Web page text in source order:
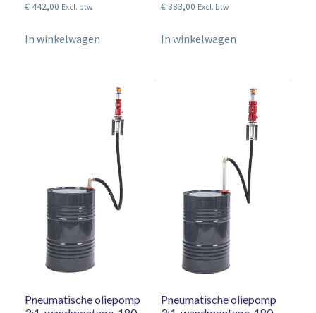
€442,00 Excl. btw
In winkelwagen
€383,00 Excl. btw
In winkelwagen
Pneumatische oliepomp
Pneumatische oliepomp